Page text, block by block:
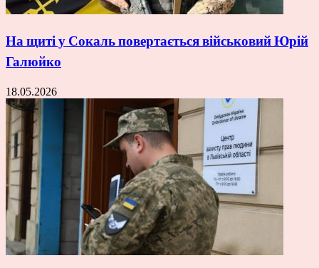
На щиті у Сокаль повертається військовий Юрій
Галюйко
18.05.2026